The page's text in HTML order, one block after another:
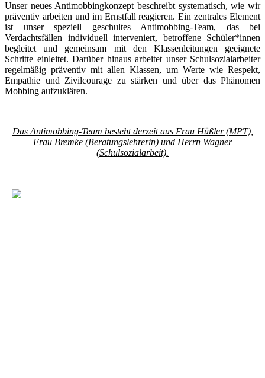
Unser neues Antimobbingkonzept beschreibt systematisch, wie wir
präventiv arbeiten und im Ernstfall reagieren. Ein zentrales Element
ist unser speziell geschultes Antimobbing-Team, das bei
Verdachtsfällen individuell interveniert, betroffene Schüler*innen
begleitet und gemeinsam mit den Klassenleitungen geeignete
Schritte einleitet. Darüber hinaus arbeitet unser Schulsozialarbeiter
regelmäßig präventiv mit allen Klassen, um Werte wie Respekt,
Empathie und Zivilcourage zu stärken und über das Phänomen
Mobbing aufzuklären.
Das Antimobbing-Team besteht derzeit aus Frau Hüßler (MPT),
Frau Bremke (Beratungslehrerin) und Herrn Wagner
(Schulsozialarbeit).